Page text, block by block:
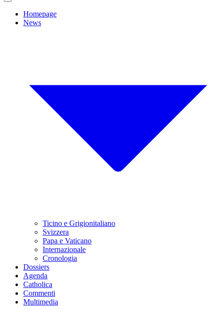
Homepage
News
Ticino e Grigionitaliano
Svizzera
Papa e Vaticano
Internazionale
Cronologia
Dossiers
Agenda
Catholica
Commenti
Multimedia